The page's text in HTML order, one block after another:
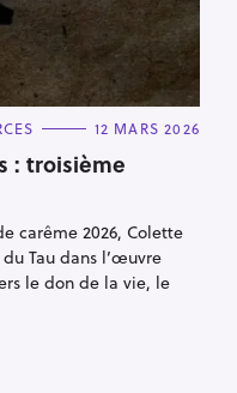
12 MARS 2026
: troisième
carême 2026, Colette
Tau dans l’œuvre
le don de la vie, le